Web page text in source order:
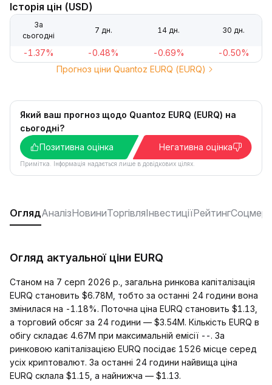
Історія цін (USD)
За
сьогодні
7 дн. 14 дн. 30 дн.
-1.37% -0.48% -0.69%
-0.50%
Прогноз ціни Quantoz EURQ (EURQ)
Який ваш прогноз щодо Quantoz EURQ (EURQ) на
сьогодні?
Позитивна оцінка
Негативна оцінка
Примітка. Інформація надається лише в довідкових цілях.
ОглядАналізНовиниТоргівляІнвестиціїРейтинг
Огляд актуальної ціни EURQ
Станом на 7 серп 2026 р., загальна ринкова капіталізація
EURQ становить $6.78M, тобто за останні 24 години вона
змінилася на -1.18%. Поточна ціна EURQ становить $1.13,
а торговий обсяг за 24 години — $3.54M. Кількість EURQ в
обігу складає 4.67M при максимальній емісії --. За
ринковою капіталізацією EURQ посідає 1526 місце серед
усіх криптовалют. За останні 24 години найвища ціна
EURQ склала $1.15, а найнижча — $1.13.